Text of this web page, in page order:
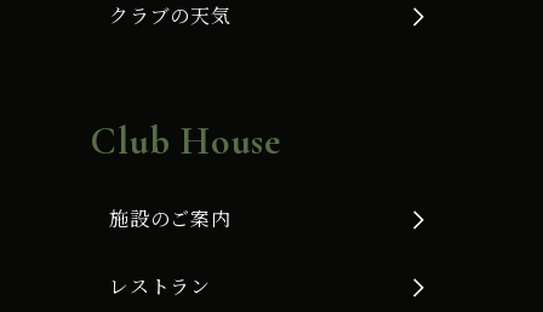
クラブの天気
Club House
施設のご案内
レストラン